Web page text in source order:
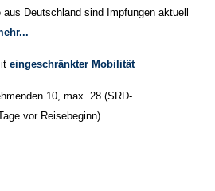
Deutschland sind Impfungen aktuell
eingeschränkter Mobilität
10, max. 28 (SRD-
vor Reisebeginn)